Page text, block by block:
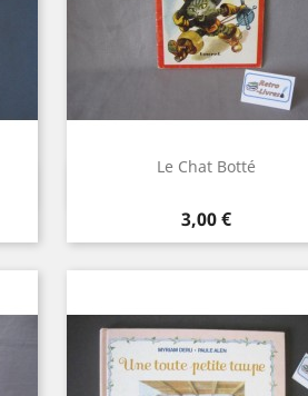
Le Chat Botté
Prix
3,00 €